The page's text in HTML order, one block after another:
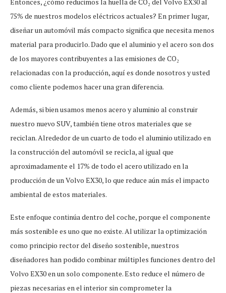
75% de nuestros modelos eléctricos actuales? En primer lugar,
diseñar un automóvil más compacto significa que necesita menos
material para producirlo. Dado que el aluminio y el acero son dos
de los mayores contribuyentes a las emisiones de CO₂
relacionadas con la producción, aquí es donde nosotros y usted
como cliente podemos hacer una gran diferencia.
Además, si bien usamos menos acero y aluminio al construir
nuestro nuevo SUV, también tiene otros materiales que se
reciclan. Alrededor de un cuarto de todo el aluminio utilizado en
la construcción del automóvil se recicla, al igual que
aproximadamente el 17% de todo el acero utilizado en la
producción de un Volvo EX30, lo que reduce aún más el impacto
ambiental de estos materiales.
Este enfoque continúa dentro del coche, porque el componente
más sostenible es uno que no existe. Al utilizar la optimización
como principio rector del diseño sostenible, nuestros
diseñadores han podido combinar múltiples funciones dentro del
Volvo EX30 en un solo componente. Esto reduce el número de
piezas necesarias en el interior sin comprometer la